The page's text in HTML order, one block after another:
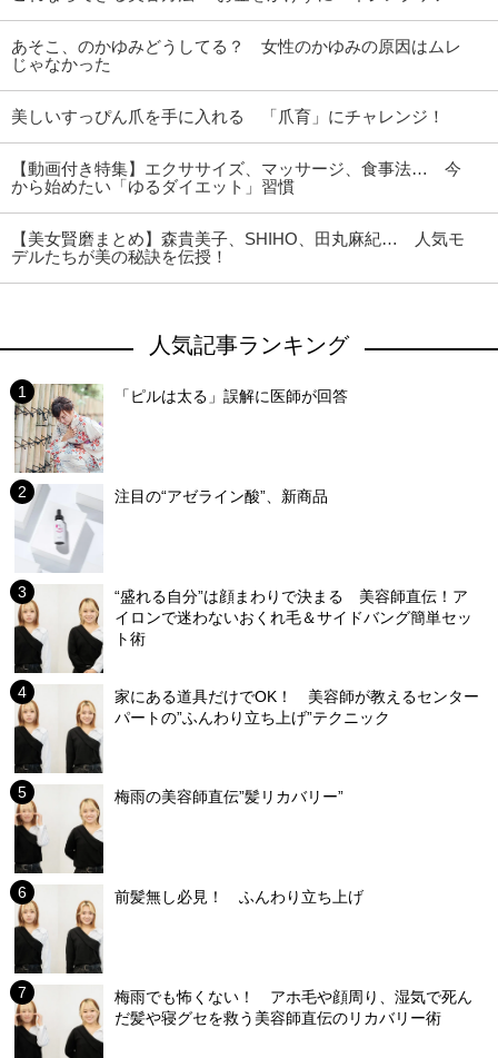
あそこ、のかゆみどうしてる？ 女性のかゆみの原因はムレ
じゃなかった
美しいすっぴん爪を手に入れる 「爪育」にチャレンジ！
【動画付き特集】エクササイズ、マッサージ、食事法… 今
から始めたい「ゆるダイエット」習慣
【美女賢磨まとめ】森貴美子、SHIHO、田丸麻紀… 人気モ
デルたちが美の秘訣を伝授！
人気記事ランキング
「ピルは太る」誤解に医師が回答
注目の“アゼライン酸”、新商品
“盛れる自分”は顔まわりで決まる 美容師直伝！ア
イロンで迷わないおくれ毛＆サイドバング簡単セッ
ト術
家にある道具だけでOK！ 美容師が教えるセンター
パートの”ふんわり立ち上げ”テクニック
梅雨の美容師直伝”髪リカバリー”
前髪無し必見！ ふんわり立ち上げ
梅雨でも怖くない！ アホ毛や顔周り、湿気で死ん
だ髪や寝グセを救う美容師直伝のリカバリー術